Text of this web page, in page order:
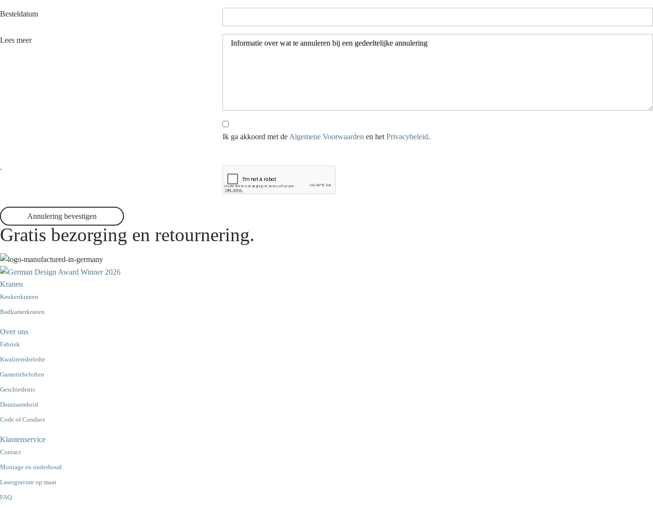
Besteldatum
Lees meer
Ik ga akkoord met de Algemene Voorwaarden en het Privacybeleid.
.
Annulering bevestigen
Gratis bezorging en retournering.
Kranen
Keukenkranen
Badkamerkranen
Over ons
Fabriek
Kwaliteitsbelofte
Garantiebeloften
Geschiedenis
Duurzaamheid
Code of Conduct
Klantenservice
Contact
Montage en onderhoud
Lasergravure op maat
FAQ